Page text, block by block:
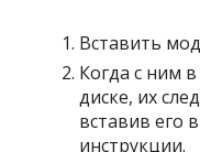
Вставить
Когда с ним
диске, их
вставив его
инструкции.